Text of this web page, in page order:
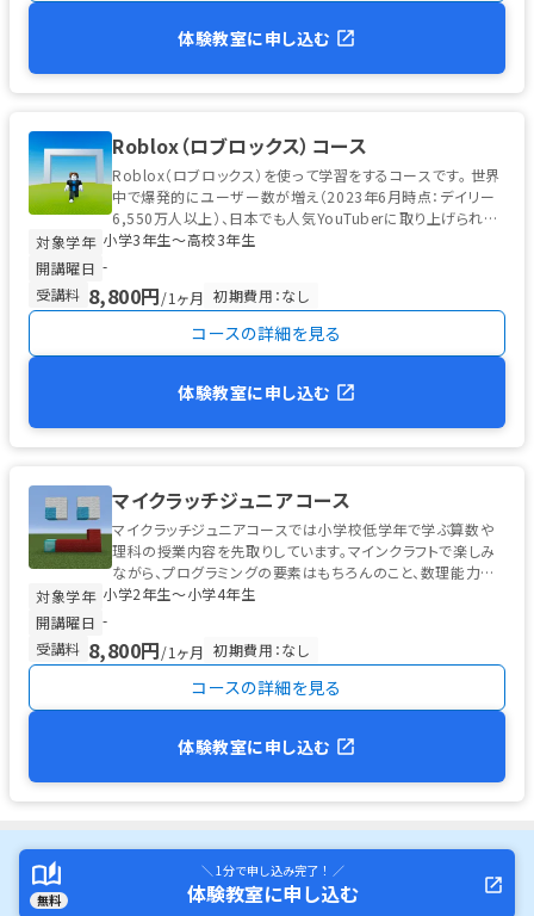
体験教室に申し込む
Roblox（ロブロックス）コース
Roblox（ロブロックス）を使って学習をするコースです。 世界
中で爆発的にユーザー数が増え（2023年6月時点：デイリー
6,550万人以上）、日本でも人気YouTuberに取り上げられ、
小中...
対象学年 小学3年生〜高校3年生
開講曜日 -
受講料 8,800円/1ヶ月 初期費用：なし
コースの詳細を見る
体験教室に申し込む
マイクラッチジュニアコース
マイクラッチジュニアコースでは小学校低学年で学ぶ算数や
理科の授業内容を先取りしています。マインクラフトで楽しみ
ながら、プログラミングの要素はもちろんのこと、数理能力も
並行して育むことができます。...
対象学年 小学2年生〜小学4年生
開講曜日 -
受講料 8,800円/1ヶ月 初期費用：なし
コースの詳細を見る
体験教室に申し込む
無料
＼ 1分で申し込み完了！ ／
体験教室に申し込む